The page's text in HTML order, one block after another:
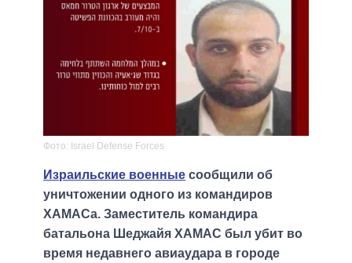
Фото: Israel Defense Forces
Израильские военные сообщили об
уничтожении одного из командиров
ХАМАСа. Заместитель командира
батальона Шеджайя ХАМАС был убит во
время недавнего авиаудара в городе